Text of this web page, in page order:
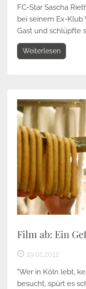
FC-Star Sascha
bei seinem Ex-Klub
Gast und schlüpfte
Weiterlesen
Film ab: Ein
19.01.2012
"Wer in Köln lebt,
besucht, spürt es